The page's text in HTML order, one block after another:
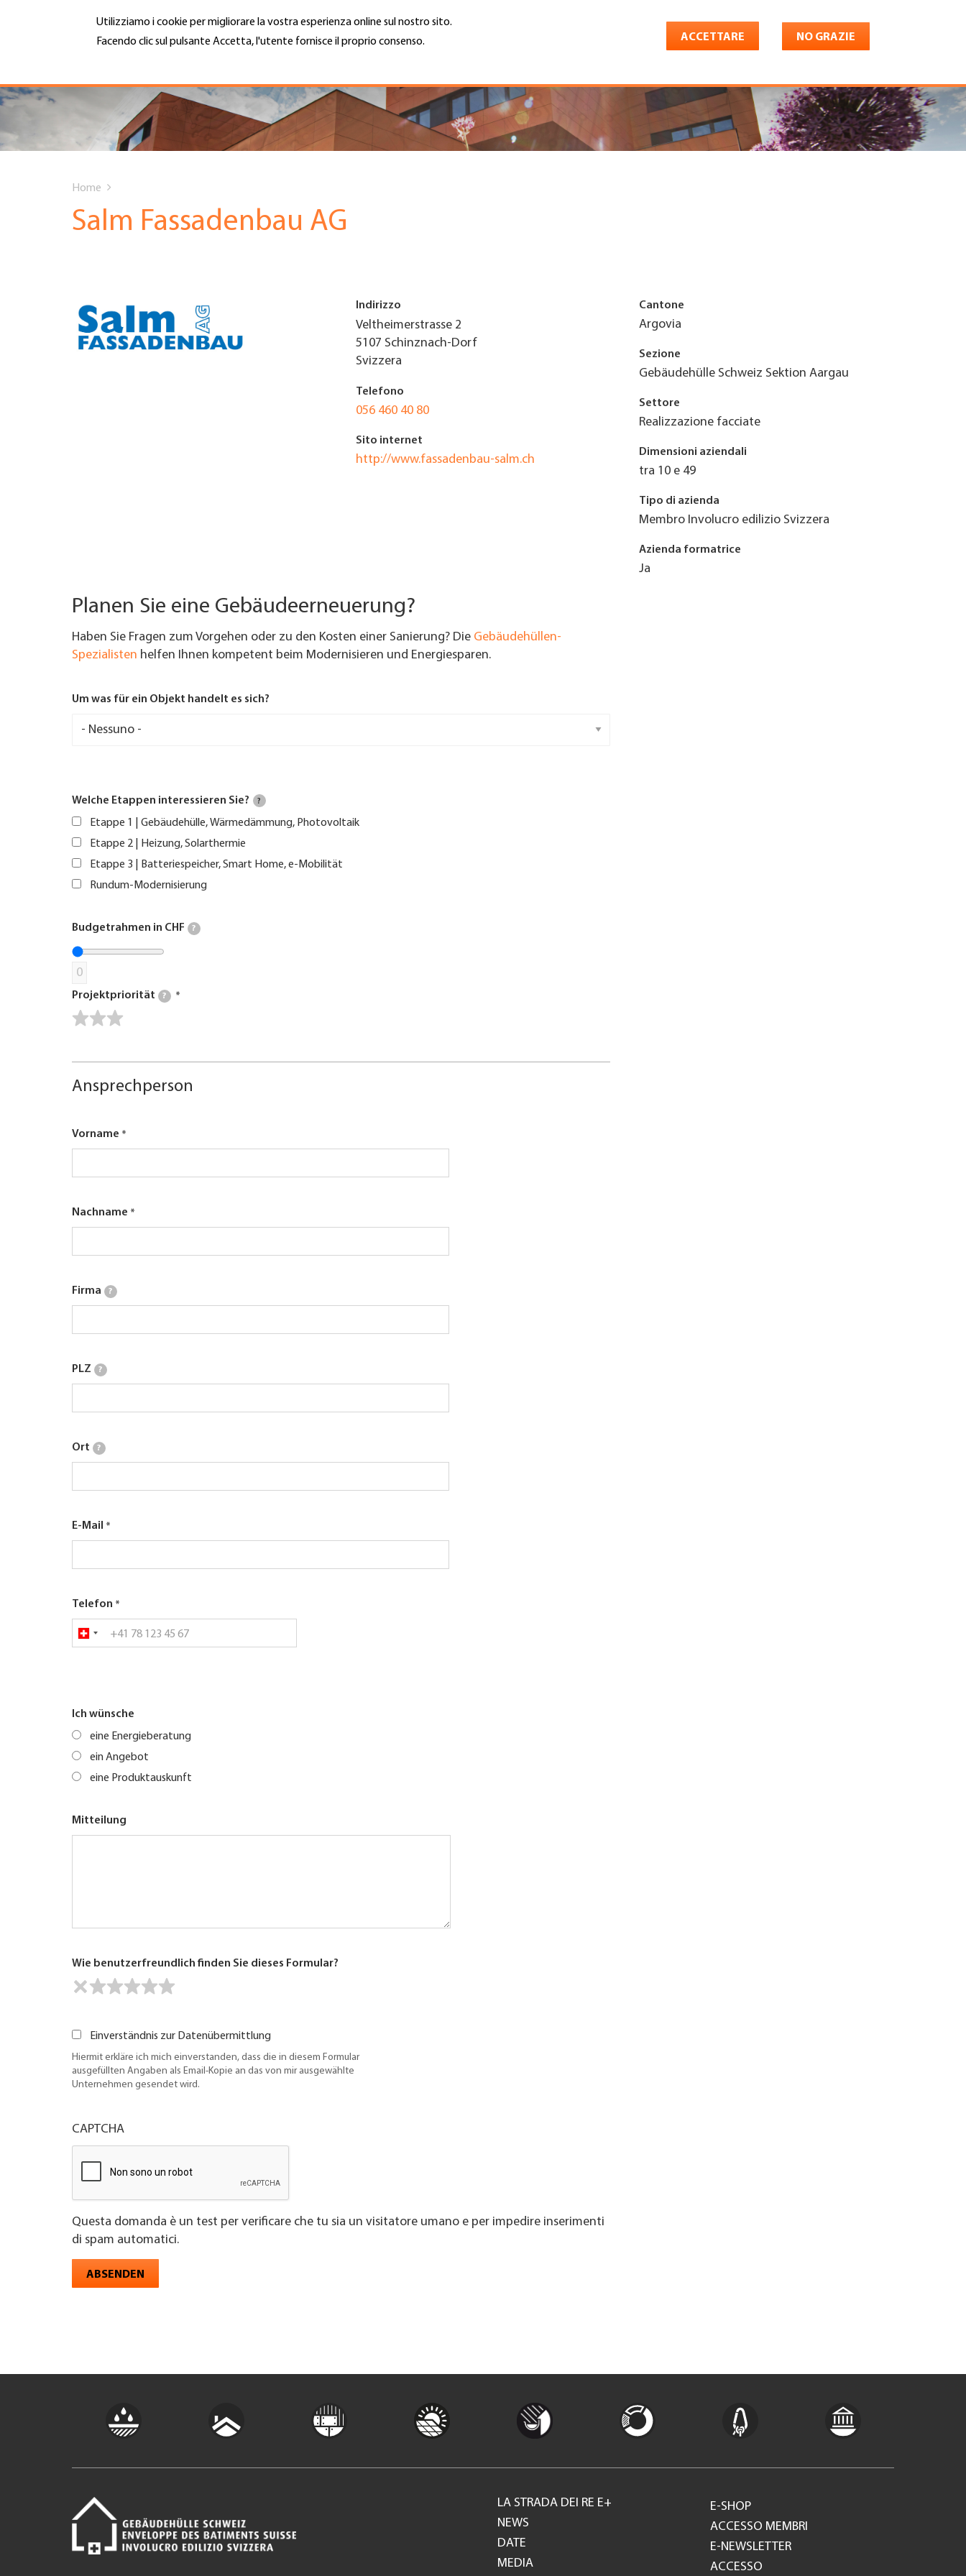
Utilizziamo i cookie per migliorare la vostra esperienza online sul nostro sito.
Facendo clic sul pulsante Accetta, l'utente fornisce il proprio consenso.
ACCETTARE NO GRAZIE
Hauptnavigation
CHI SIAMO
SERVIZI
DATE EVENTI
CARRIERA E LAVORO
TROVARE AZIENDA
MENU Cerca
Top
Menu
are
Home
Salm Fassadenbau AG
Indirizzo
Veltheimerstrasse 2
5107 Schinznach-Dorf
Svizzera
Telefono
056 460 40 80
Sito internet
http://www.fassadenbau-salm.ch
Cantone
Argovia
Sezione
Gebäudehülle Schweiz Sektion Aargau
Settore
Realizzazione facciate
Dimensioni aziendali
tra 10 e 49
Tipo di azienda
Membro Involucro edilizio Svizzera
Azienda formatrice
Ja
Planen Sie eine Gebäudeerneuerung?
Haben Sie Fragen zum Vorgehen oder zu den Kosten einer Sanierung? Die Gebäudehüllen-
Spezialisten helfen Ihnen kompetent beim Modernisieren und Energiesparen.
Um was für ein Objekt handelt es sich?
Welche Etappen interessieren Sie? ?
Etappe 1 | Gebäudehülle, Wärmedämmung, Photovoltaik
Etappe 2 | Heizung, Solarthermie
Etappe 3 | Batteriespeicher, Smart Home, e-Mobilität
Rundum-Modernisierung
Budgetrahmen in CHF ?
0
Projektpriorität ?
Ansprechperson
Vorname
Nachname
Firma ?
PLZ ?
Ort ?
E-Mail
Telefon
Ich wünsche
eine Energieberatung
ein Angebot
eine Produktauskunft
Mitteilung
Wie benutzerfreundlich finden Sie dieses Formular?
Einverständnis zur Datenübermittlung
Hiermit erkläre ich mich einverstanden, dass die in diesem Formular
ausgefüllten Angaben als Email-Kopie an das von mir ausgewählte
Unternehmen gesendet wird.
CAPTCHA
Questa domanda è un test per verificare che tu sia un visitatore umano e per impedire inserimenti
di spam automatici.
ABSENDEN
Footer
GH
LA STRADA DEI RE E+
NEWS
DATE
MEDIA
E-SHOP
ACCESSO MEMBRI
E-NEWSLETTER
ACCESSO